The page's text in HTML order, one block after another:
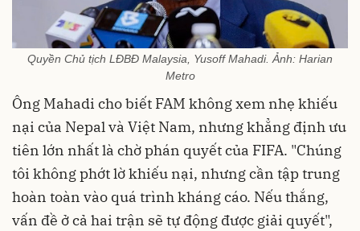
Quyền Chủ tịch LĐBĐ Malaysia, Yusoff Mahadi. Ảnh: Harian
Metro
Ông Mahadi cho biết FAM không xem nhẹ khiếu
nại của Nepal và Việt Nam, nhưng khẳng định ưu
tiên lớn nhất là chờ phán quyết của FIFA. "Chúng
tôi không phớt lờ khiếu nại, nhưng cần tập trung
hoàn toàn vào quá trình kháng cáo. Nếu thắng,
vấn đề ở cả hai trận sẽ tự động được giải quyết",